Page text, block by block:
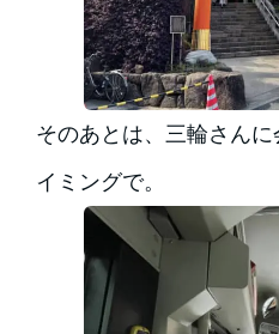
そのあとは、三輪さん
イミングで。